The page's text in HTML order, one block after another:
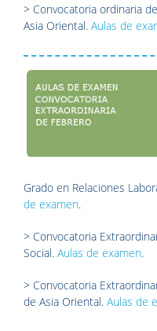
> Convocatoria ordinaria
Asia Oriental. Aulas de
Grado en Relaciones
de examen.
> Convocatoria
Social. Aulas de examen.
> Convocatoria
de Asia Oriental. Aulas de